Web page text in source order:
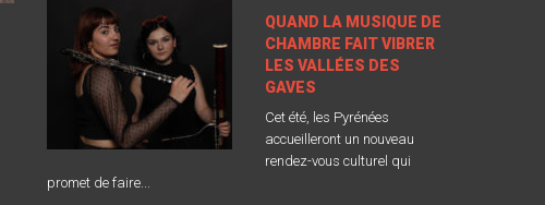
QUAND LA MUSIQUE DE
CHAMBRE FAIT VIBRER
LES VALLÉES DES
GAVES
Cet été, les Pyrénées
accueilleront un nouveau
rendez-vous culturel qui
promet de faire...